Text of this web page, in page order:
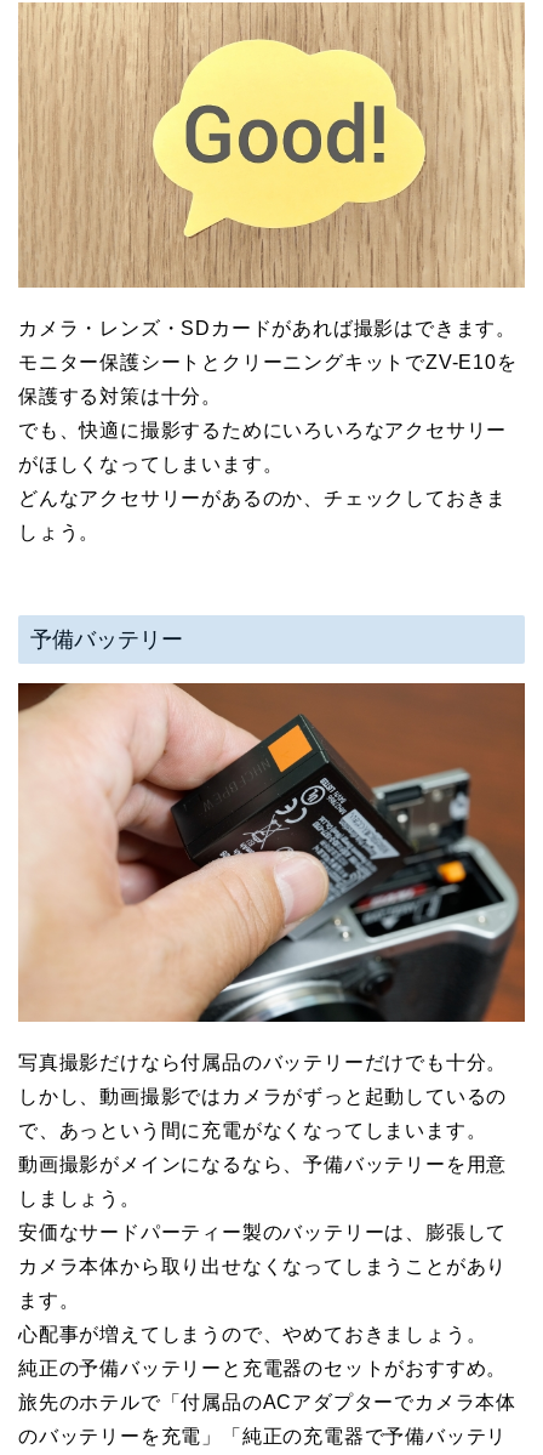
カメラ・レンズ・SDカードがあれば撮影はできます。
モニター保護シートとクリーニングキットでZV-E10を
保護する対策は十分。
でも、快適に撮影するためにいろいろなアクセサリー
がほしくなってしまいます。
どんなアクセサリーがあるのか、チェックしておきま
しょう。
予備バッテリー
写真撮影だけなら付属品のバッテリーだけでも十分。
しかし、動画撮影ではカメラがずっと起動しているの
で、あっという間に充電がなくなってしまいます。
動画撮影がメインになるなら、予備バッテリーを用意
しましょう。
安価なサードパーティー製のバッテリーは、膨張して
カメラ本体から取り出せなくなってしまうことがあり
ます。
心配事が増えてしまうので、やめておきましょう。
純正の予備バッテリーと充電器のセットがおすすめ。
旅先のホテルで「付属品のACアダプターでカメラ本体
のバッテリーを充電」「純正の充電器で予備バッテリ